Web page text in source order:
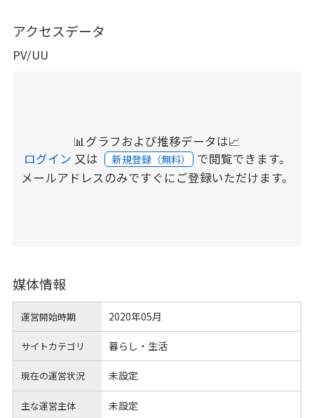
アクセスデータ
PV/UU
📊グラフおよび推移データは📈
ログイン 又は 新規登録（無料） で閲覧できます。
メールアドレスのみですぐにご登録いただけます。
媒体情報
運営開始時期 2020年05月
サイトカテゴリ 暮らし・生活
現在の運営状況 未設定
主な運営主体 未設定